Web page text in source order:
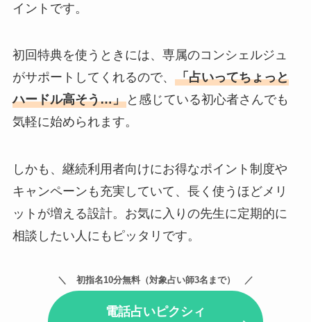
イントです。
初回特典を使うときには、専属のコンシェルジュ
がサポートしてくれるので、 「占いってちょっと
ハードル高そう…」と感じている初心者さんでも
気軽に始められます。
しかも、継続利用者向けにお得なポイント制度や
キャンペーンも充実していて、長く使うほどメリ
ットが増える設計。お気に入りの先生に定期的に
相談したい人にもピッタリです。
初指名10分無料（対象占い師3名まで）
電話占いピクシィ